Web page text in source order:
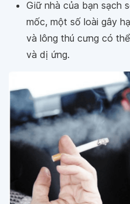
Giữ nhà của bạn sạch
mốc, một số loài gây
và lông thú cưng có
và dị ứng.